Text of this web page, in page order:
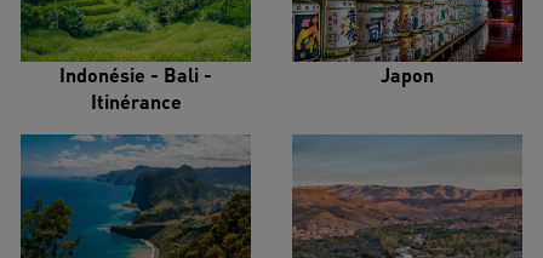
Indonésie - Bali -
Itinérance
Japon